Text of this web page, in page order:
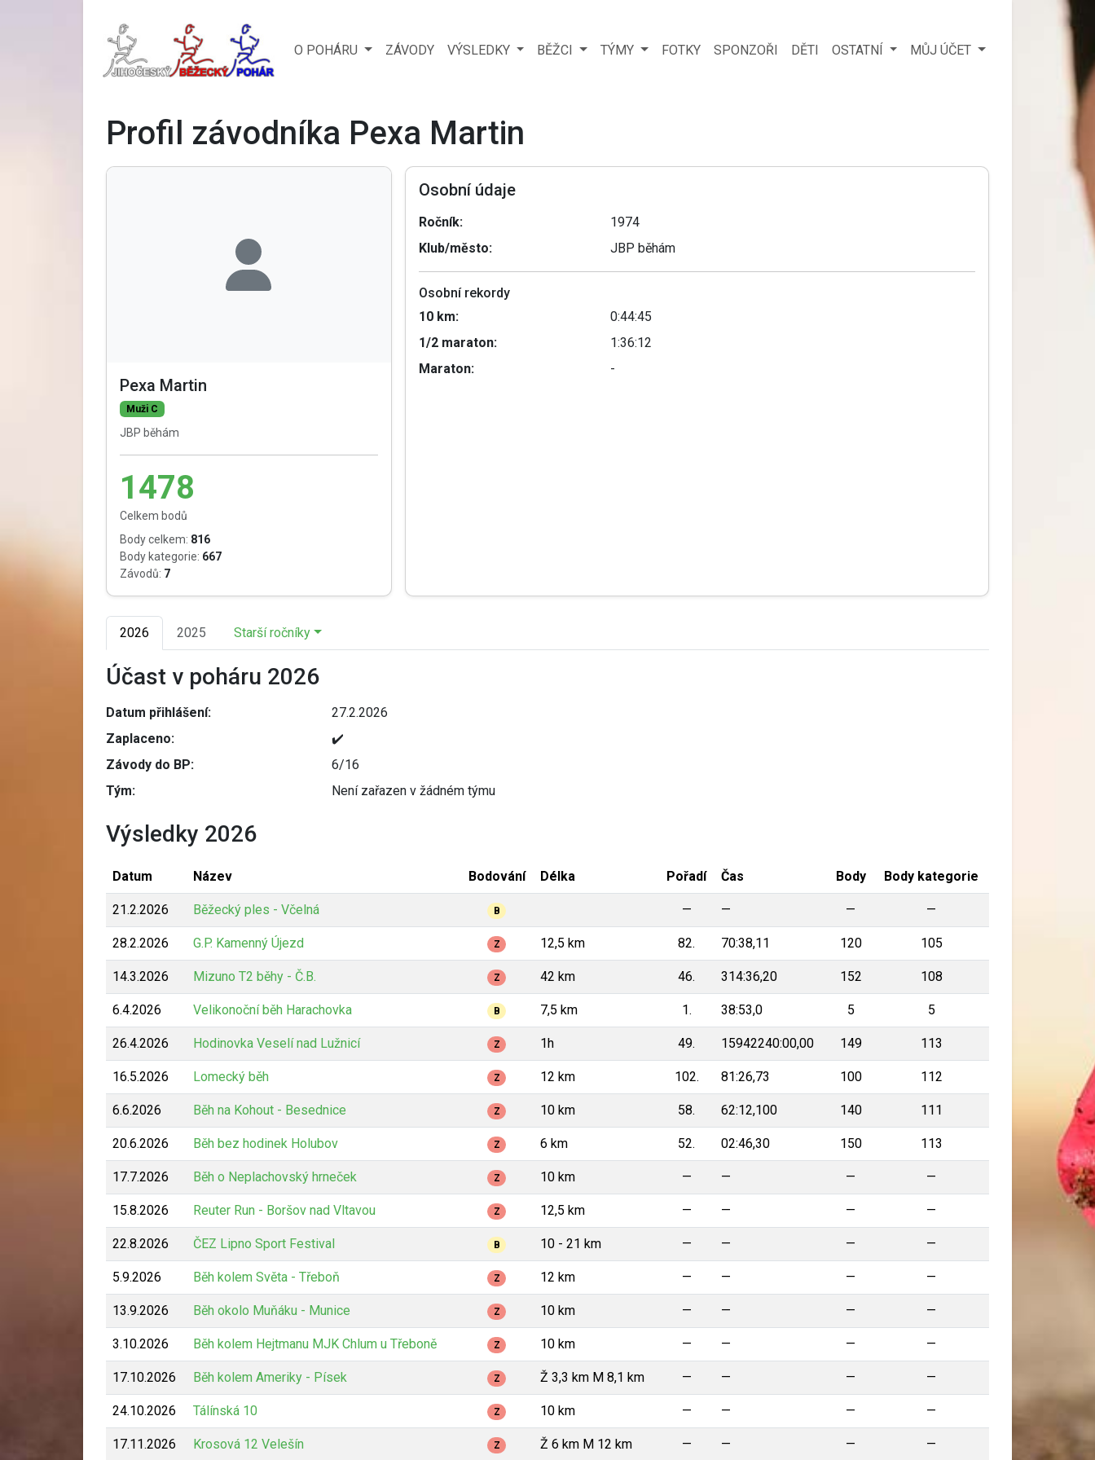
O POHÁRU ZÁVODY VÝSLEDKY BĚŽCI TÝMY FOTKY SPONZOŘI DĚTI OSTATNÍ MŮJ ÚČET
Profil závodníka Pexa Martin
Pexa Martin
Muži C
JBP běhám
1478
Celkem bodů
Body celkem: 816
Body kategorie: 667
Závodů: 7
Osobní údaje
Ročník:
1974
Klub/město:
JBP běhám
Osobní rekordy
10 km:
0:44:45
1/2 maraton:
1:36:12
Maraton:
-
2026 2025 Starší ročníky
Účast v poháru 2026
Datum přihlášení:
27.2.2026
Zaplaceno:
✔️
Závody do BP:
6/16
Tým:
Není zařazen v žádném týmu
Výsledky 2026
Datum Název Bodování Délka Pořadí Čas Body Body kategorie
21.2.2026 Běžecký ples - Včelná B — — — —
28.2.2026 G.P. Kamenný Újezd Z 12,5 km 82. 70:38,11 120 105
14.3.2026 Mizuno T2 běhy - Č.B. Z 42 km 46. 314:36,20 152 108
6.4.2026 Velikonoční běh Harachovka B 7,5 km 1. 38:53,0 5 5
26.4.2026 Hodinovka Veselí nad Lužnicí Z 1h 49. 15942240:00,00 149 113
16.5.2026 Lomecký běh Z 12 km 102. 81:26,73 100 112
6.6.2026 Běh na Kohout - Besednice Z 10 km 58. 62:12,100 140 111
20.6.2026 Běh bez hodinek Holubov Z 6 km 52. 02:46,30 150 113
17.7.2026 Běh o Neplachovský hrneček Z 10 km — — — —
15.8.2026 Reuter Run - Boršov nad Vltavou Z 12,5 km — — — —
22.8.2026 ČEZ Lipno Sport Festival B 10 - 21 km — — — —
5.9.2026 Běh kolem Světa - Třeboň Z 12 km — — — —
13.9.2026 Běh okolo Muňáku - Munice Z 10 km — — — —
3.10.2026 Běh kolem Hejtmanu MJK Chlum u Třeboně Z 10 km — — — —
17.10.2026 Běh kolem Ameriky - Písek Z Ž 3,3 km M 8,1 km — — — —
24.10.2026 Tálínská 10 Z 10 km — — — —
17.11.2026 Krosová 12 Velešín Z Ž 6 km M 12 km — — — —